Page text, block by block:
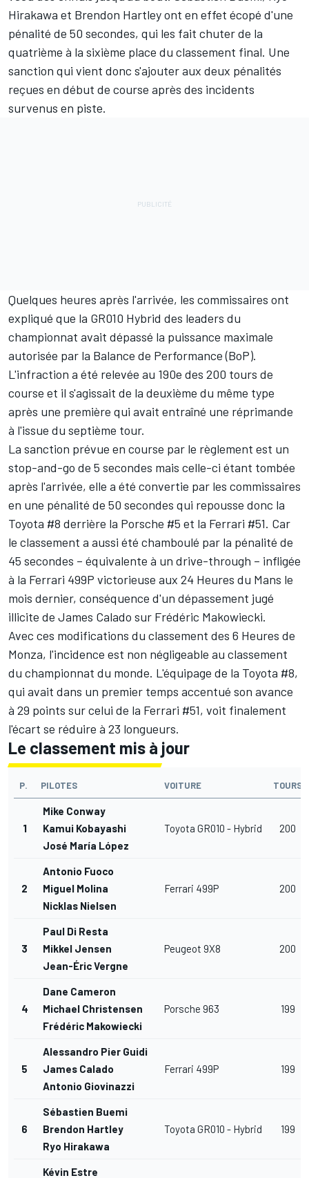
Hirakawa et Brendon Hartleyont en effet écopé d'une
pénalité de 50 secondes, qui les fait chuter de la
quatrième à la sixième place du classement final. Une
sanction qui vient donc s'ajouter aux deux pénalités
reçues en début de course après des incidents
survenus en piste.
Quelques heures après l'arrivée, les commissaires ont
expliqué que la GR010 Hybrid des leaders du
championnat avait dépassé la puissance maximale
autorisée par la Balance de Performance (BoP).
L'infraction a été relevée au 190e des 200 tours de
course et il s'agissait de la deuxième du même type
après une première qui avait entraîné une réprimande
à l'issue du septième tour.
La sanction prévue en course par le règlement est un
stop-and-go de 5 secondes mais celle-ci étant tombée
après l'arrivée, elle a été convertie par les commissaires
en une pénalité de 50 secondes qui repousse donc la
Toyota #8 derrière la Porsche #5 et la Ferrari #51. Car
le classement a aussi été chamboulé par la pénalité de
45 secondes – équivalente à un drive-through – infligée
à la Ferrari 499P victorieuse aux 24 Heures du Mans le
mois dernier, conséquence d'un dépassement jugé
illicite de James Calado sur Frédéric Makowiecki.
Avec ces modifications du classement des 6 Heures de
Monza, l'incidence est non négligeable au classement
du championnat du monde. L'équipage de la Toyota #8,
qui avait dans un premier temps accentué son avance
à 29 points sur celui de la Ferrari #51, voit finalement
l'écart se réduire à 23 longueurs.
Le classement mis à jour
P. PILOTES VOITURE TOURS
1
Mike Conway
Kamui Kobayashi
José María López
Toyota GR010 - Hybrid 200
2
Antonio Fuoco
Miguel Molina
Nicklas Nielsen
Ferrari 499P 200
3
Paul Di Resta
Mikkel Jensen
Jean-Éric Vergne
Peugeot 9X8 200
4
Dane Cameron
Michael Christensen
Frédéric Makowiecki
Porsche 963 199
5
Alessandro Pier Guidi
James Calado
Antonio Giovinazzi
Ferrari 499P 199
6
Sébastien Buemi
Brendon Hartley
Ryo Hirakawa
Toyota GR010 - Hybrid 199
Kévin Estre